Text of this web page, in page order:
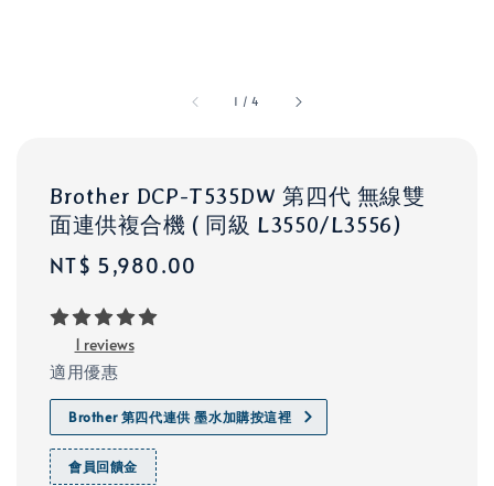
1 /4
Brother DCP-T535DW 第四代 無線雙
面連供複合機 ( 同級 L3550/L3556)
Regular
NT$ 5,980.00
1 reviews
適用優惠
Brother 第四代連供 墨水加購按這裡
會員回饋金